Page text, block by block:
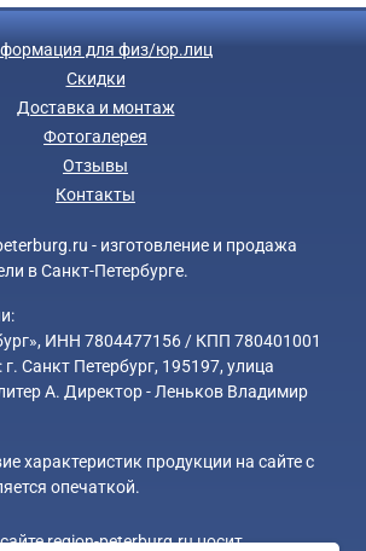
для физ/юр.лиц
Скидки
Доставка и монтаж
Фотогалерея
Отзывы
Контакты
- изготовление и продажа
в Санкт-Петербурге.
ИНН 7804477156 / КПП 780401001
Санкт Петербург, 195197, улица
А. Директор - Леньков Владимир
характеристик продукции на сайте с
опечаткой.
region-peterburg.ru носит